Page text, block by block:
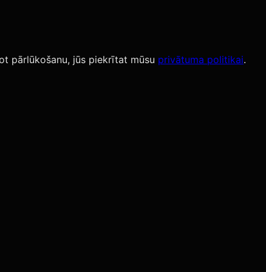
pārlūkošanu, jūs piekrītat mūsu privātuma politikai.